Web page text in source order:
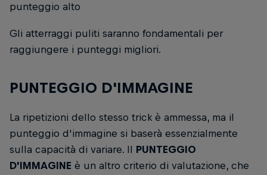
punteggio alto
Gli atterraggi puliti saranno fondamentali per
raggiungere i punteggi migliori.
PUNTEGGIO D'IMMAGINE
La ripetizioni dello stesso trick è ammessa, ma il
punteggio d'immagine si baserà essenzialmente
sulla capacità di variare. Il PUNTEGGIO
D'IMMAGINE è un altro criterio di valutazione, che